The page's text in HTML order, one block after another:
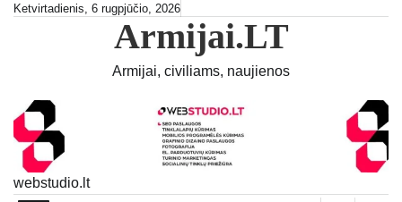
SkipKetvirtadienis, 6 rugpjūčio, 2026
Armijai.LT
Armijai, civiliams, naujienos
webstudio.lt